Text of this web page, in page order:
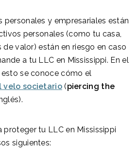
personales y empresariales están
personales (como tu casa,
valor) están en riesgo en caso
a tu LLC en Mississippi. En el
se conoce cómo el
velo societario(piercing the
proteger tu LLC en Mississippi
siguientes: